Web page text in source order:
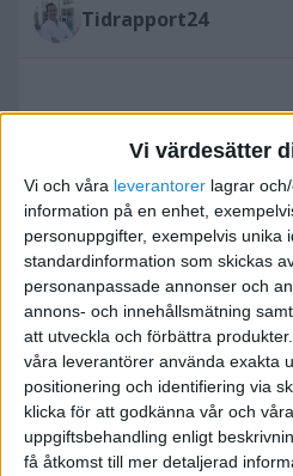
Vi värdesätter
Vi och våra leverantorer lagrar
information på en enhet,
personuppgifter, exempelvis unika
standardinformation som skickas
personanpassade annonser och
annons- och innehållsmätning
att utveckla och förbättra produkter.
våra leverantörer använda exakta
positionering och identifiering via
klicka för att godkänna vår och
uppgiftsbehandling enligt
få åtkomst till mer detaljerad
Tidrapport24
Söker
Tidrapport24
2017-08-02 20:57
Jag ska fatta mig kort. Jag
Tidrapport24 som är ett
uppskattat
snabbt och enkelt via sin
arbetad tid, material med